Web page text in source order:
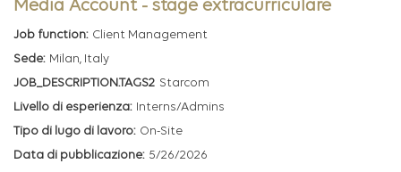
Media Account - stage extracurriculare
Client Management
Milan, Italy
Starcom
Interns/Admins
On-Site
5/26/2026